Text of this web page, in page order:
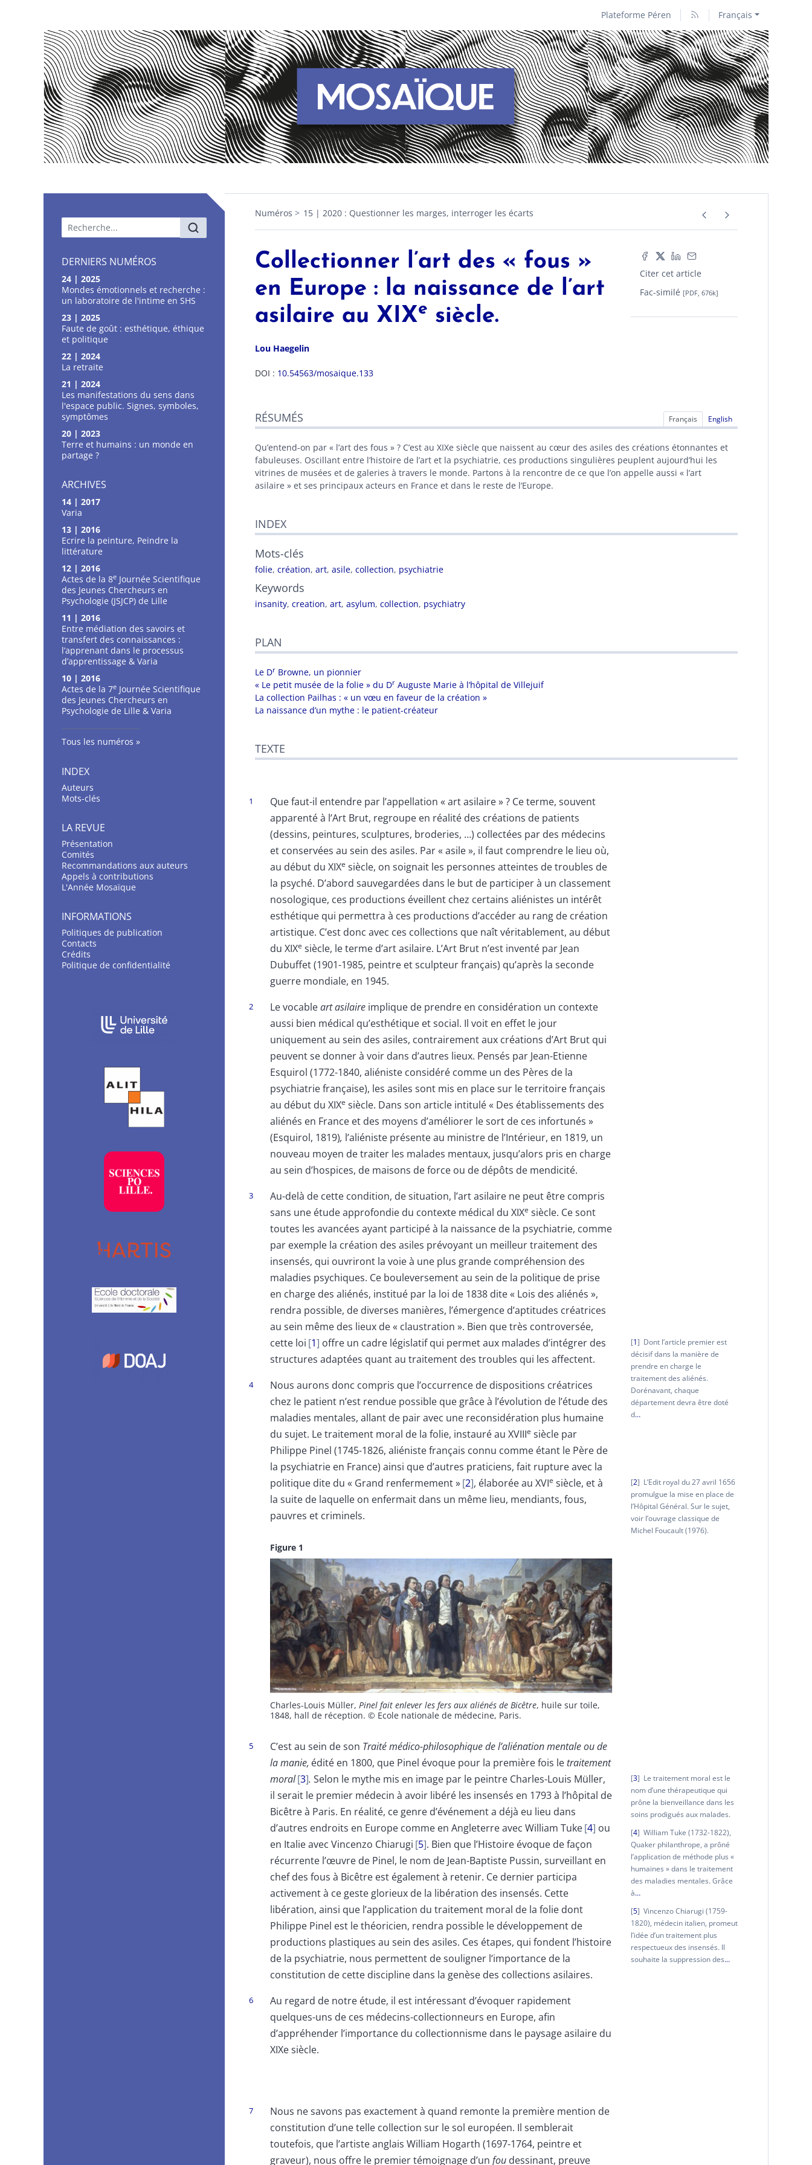
Plateforme Péren Français
Menu principal
DERNIERS NUMÉROS
24 | 2025
Mondes émotionnels et recherche :
un laboratoire de l'intime en SHS
23 | 2025
Faute de goût : esthétique, éthique
et politique
22 | 2024
La retraite
21 | 2024
Les manifestations du sens dans
l'espace public. Signes, symboles,
symptômes
20 | 2023
Terre et humains : un monde en
partage ?
ARCHIVES
14 | 2017
Varia
13 | 2016
Ecrire la peinture, Peindre la
littérature
12 | 2016
Actes de la 8e Journée Scientifique
des Jeunes Chercheurs en
Psychologie (JSJCP) de Lille
11 | 2016
Entre médiation des savoirs et
transfert des connaissances :
l’apprenant dans le processus
d’apprentissage & Varia
10 | 2016
Actes de la 7e Journée Scientifique
des Jeunes Chercheurs en
Psychologie de Lille & Varia
Tous les numéros
INDEX
Auteurs
Mots-clés
LA REVUE
Présentation
Comités
Recommandations aux auteurs
Appels à contributions
L'Année Mosaïque
INFORMATIONS
Politiques de publication
Contacts
Crédits
Politique de confidentialité
Numéros 15 | 2020 : Questionner les marges, interroger les écarts
Citer cet article
Fac-similé [PDF, 676k]
Collectionner l’art des « fous »
en Europe : la naissance de l’art
asilaire au XIXe siècle.
Lou Haegelin
DOI : 10.54563/mosaique.133
Index
Plan
Texte
Bibliographie
Notes
Illustrations
RÉSUMÉS Français English
Qu’entend-on par « l’art des fous » ? C’est au XIXe siècle que naissent au cœur des asiles des créations étonnantes et
fabuleuses. Oscillant entre l’histoire de l’art et la psychiatrie, ces productions singulières peuplent aujourd’hui les
vitrines de musées et de galeries à travers le monde. Partons à la rencontre de ce que l’on appelle aussi « l’art
asilaire » et ses principaux acteurs en France et dans le reste de l’Europe.
INDEX
Mots-clés
folie, création, art, asile, collection, psychiatrie
Keywords
insanity, creation, art, asylum, collection, psychiatry
PLAN
Le Dr Browne, un pionnier
« Le petit musée de la folie » du Dr Auguste Marie à l’hôpital de Villejuif
La collection Pailhas : « un vœu en faveur de la création »
La naissance d’un mythe : le patient-créateur
TEXTE
Que faut-il entendre par l’appellation « art asilaire » ? Ce terme, souvent
apparenté à l’Art Brut, regroupe en réalité des créations de patients
(dessins, peintures, sculptures, broderies, …) collectées par des médecins
et conservées au sein des asiles. Par « asile », il faut comprendre le lieu où,
au début du XIXe siècle, on soignait les personnes atteintes de troubles de
la psyché. D’abord sauvegardées dans le but de participer à un classement
nosologique, ces productions éveillent chez certains aliénistes un intérêt
esthétique qui permettra à ces productions d’accéder au rang de création
artistique. C’est donc avec ces collections que naît véritablement, au début
du XIXe siècle, le terme d’art asilaire. L’Art Brut n’est inventé par Jean
Dubuffet (1901-1985, peintre et sculpteur français) qu’après la seconde
guerre mondiale, en 1945.
Le vocableart asilaire implique de prendre en considération un contexte
aussi bien médical qu’esthétique et social. Il voit en effet le jour
uniquement au sein des asiles, contrairement aux créations d’Art Brut qui
peuvent se donner à voir dans d’autres lieux. Pensés par Jean-Etienne
Esquirol (1772-1840, aliéniste considéré comme un des Pères de la
psychiatrie française), les asiles sont mis en place sur le territoire français
au début du XIXe siècle. Dans son article intitulé « Des établissements des
aliénés en France et des moyens d’améliorer le sort de ces infortunés »
(Esquirol, 1819), l’aliéniste présente au ministre de l’Intérieur, en 1819, un
nouveau moyen de traiter les malades mentaux, jusqu’alors pris en charge
au sein d’hospices, de maisons de force ou de dépôts de mendicité.
Au-delà de cette condition, de situation, l’art asilaire ne peut être compris
sans une étude approfondie du contexte médical du XIXe siècle. Ce sont
toutes les avancées ayant participé à la naissance de la psychiatrie, comme
par exemple la création des asiles prévoyant un meilleur traitement des
insensés, qui ouvriront la voie à une plus grande compréhension des
maladies psychiques. Ce bouleversement au sein de la politique de prise
en charge des aliénés, institué par la loi de 1838 dite « Lois des aliénés »,
rendra possible, de diverses manières, l’émergence d’aptitudes créatrices
au sein même des lieux de « claustration ». Bien que très controversée,
cette loi 1 offre un cadre législatif qui permet aux malades d’intégrer des
structures adaptées quant au traitement des troubles qui les affectent.
Nous aurons donc compris que l’occurrence de dispositions créatrices
chez le patient n’est rendue possible que grâce à l’évolution de l’étude des
maladies mentales, allant de pair avec une reconsidération plus humaine
du sujet. Le traitement moral de la folie, instauré au XVIIIe siècle par
Philippe Pinel (1745-1826, aliéniste français connu comme étant le Père de
la psychiatrie en France) ainsi que d’autres praticiens, fait rupture avec la
politique dite du « Grand renfermement » 2 , élaborée au XVIe siècle, et à
la suite de laquelle on enfermait dans un même lieu, mendiants, fous,
pauvres et criminels.
Figure 1
Charles-Louis Müller, Pinel fait enlever les fers aux aliénés de Bicêtre, huile sur toile,
1848, hall de réception. © Ecole nationale de médecine, Paris.
C’est au sein de son Traité médico-philosophique de l’aliénation mentale ou de
la manie, édité en 1800, que Pinel évoque pour la première fois letraitement
moral 3 .Selon le mythe mis en image par le peintre Charles-Louis Müller,
il serait le premier médecin à avoir libéré les insensés en 1793 à l’hôpital de
Bicêtre à Paris. En réalité, ce genre d’événement a déjà eu lieu dans
d’autres endroits en Europe comme en Angleterre avec William Tuke 4 ou
en Italie avec Vincenzo Chiarugi 5 . Bien que l’Histoire évoque de façon
récurrente l’œuvre de Pinel, le nom de Jean-Baptiste Pussin, surveillant en
chef des fous à Bicêtre est également à retenir. Ce dernier participa
activement à ce geste glorieux de la libération des insensés. Cette
libération, ainsi que l’application du traitement moral de la folie dont
Philippe Pinel est le théoricien, rendra possible le développement de
productions plastiques au sein des asiles. Ces étapes, qui fondent l’histoire
de la psychiatrie, nous permettent de souligner l’importance de la
constitution de cette discipline dans la genèse des collections asilaires.
Au regard de notre étude, il est intéressant d’évoquer rapidement
quelques-uns de ces médecins-collectionneurs en Europe, afin
d’appréhender l’importance du collectionnisme dans le paysage asilaire du
XIXe siècle.
Nous ne savons pas exactement à quand remonte la première mention de
constitution d’une telle collection sur le sol européen. Il semblerait
toutefois, que l’artiste anglais William Hogarth (1697-1764, peintre et
graveur), nous offre le premier témoignage d’un fou dessinant, preuve
1
Dont l’article premier est
décisif dans la manière de
prendre en charge le
traitement des aliénés.
Dorénavant, chaque
département devra être doté
d…
2
L’Edit royal du 27 avril 1656
promulgue la mise en place de
l’Hôpital Général. Sur le sujet,
voir l’ouvrage classique de
Michel Foucault (1976).
3
Le traitement moral est le
nom d’une thérapeutique qui
prône la bienveillance dans les
soins prodigués aux malades.
4
William Tuke (1732-1822),
Quaker philanthrope, a prôné
l’application de méthode plus «
humaines » dans le traitement
des maladies mentales. Grâce
à…
5
Vincenzo Chiarugi (1759-
1820), médecin italien, promeut
l’idée d’un traitement plus
respectueux des insensés. Il
souhaite la suppression des…